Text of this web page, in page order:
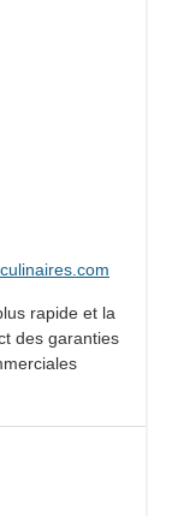
rapide et la
des garanties